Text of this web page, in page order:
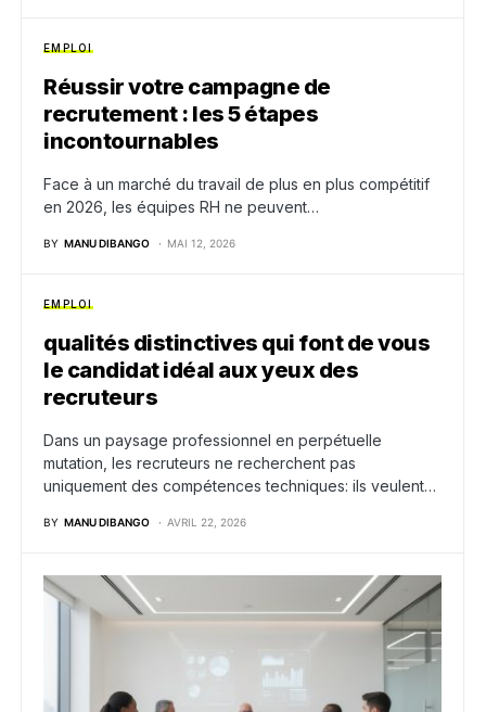
EMPLOI
Réussir votre campagne de
recrutement : les 5 étapes
incontournables
Face à un marché du travail de plus en plus compétitif
en 2026, les équipes RH ne peuvent…
BY MANU DIBANGO MAI 12, 2026
EMPLOI
qualités distinctives qui font de vous
le candidat idéal aux yeux des
recruteurs
Dans un paysage professionnel en perpétuelle
mutation, les recruteurs ne recherchent pas
uniquement des compétences techniques: ils veulent…
BY MANU DIBANGO AVRIL 22, 2026